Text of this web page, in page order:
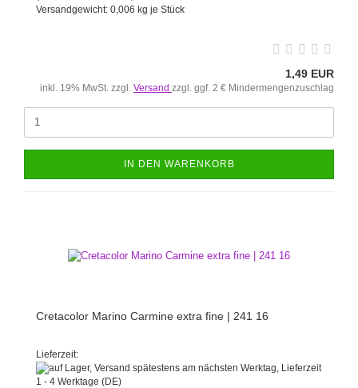
Versandgewicht: 0,006 kg je Stück
1,49 EUR
inkl. 19% MwSt. zzgl. Versand zzgl. ggf. 2 € Mindermengenzuschlag
IN DEN WARENKORB
Cretacolor Marino Carmine extra fine | 241 16
Lieferzeit: